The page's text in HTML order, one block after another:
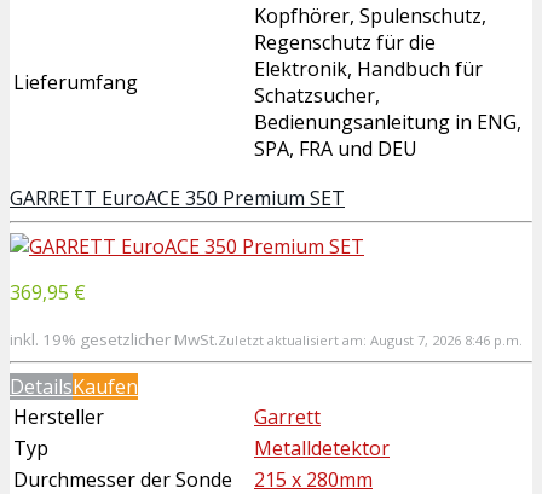
Lieferumfang
Kopfhörer, Spulenschutz,
Regenschutz für die
Elektronik, Handbuch für
Schatzsucher,
Bedienungsanleitung in ENG,
SPA, FRA und DEU
GARRETT EuroACE 350 Premium SET
369,95 €
inkl. 19% gesetzlicher MwSt.Zuletzt aktualisiert am: August 7, 2026 8:46 p.m.
DetailsKaufen
Hersteller
Garrett
Typ
Metalldetektor
Durchmesser der Sonde
215 x 280mm